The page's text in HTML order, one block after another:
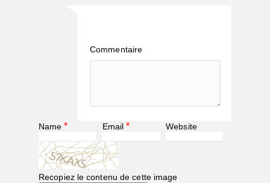
Commentaire
Name * Email * Website
Recopiez le contenu de cette image